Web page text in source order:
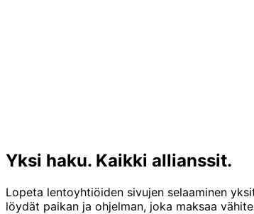
Yksi haku. Kaikki allianssit.
Lopeta lentoyhtiöiden sivujen selaaminen
löydät paikan ja ohjelman, joka maksaa